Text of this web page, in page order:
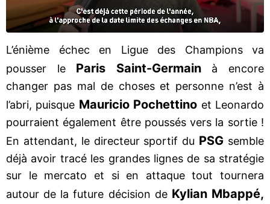
L’énième échec en Ligue des Champions va
pousser le Paris Saint-Germainà encore
changer pas mal de choses et personne n’est à
l’abri, puisque Mauricio Pochettino et Leonardo
pourraient également être poussés vers la sortie !
En attendant, le directeur sportif du PSG semble
déjà avoir tracé les grandes lignes de sa stratégie
sur le mercato et si en attaque tout tournera
autour de la future décision de Kylian Mbappé,